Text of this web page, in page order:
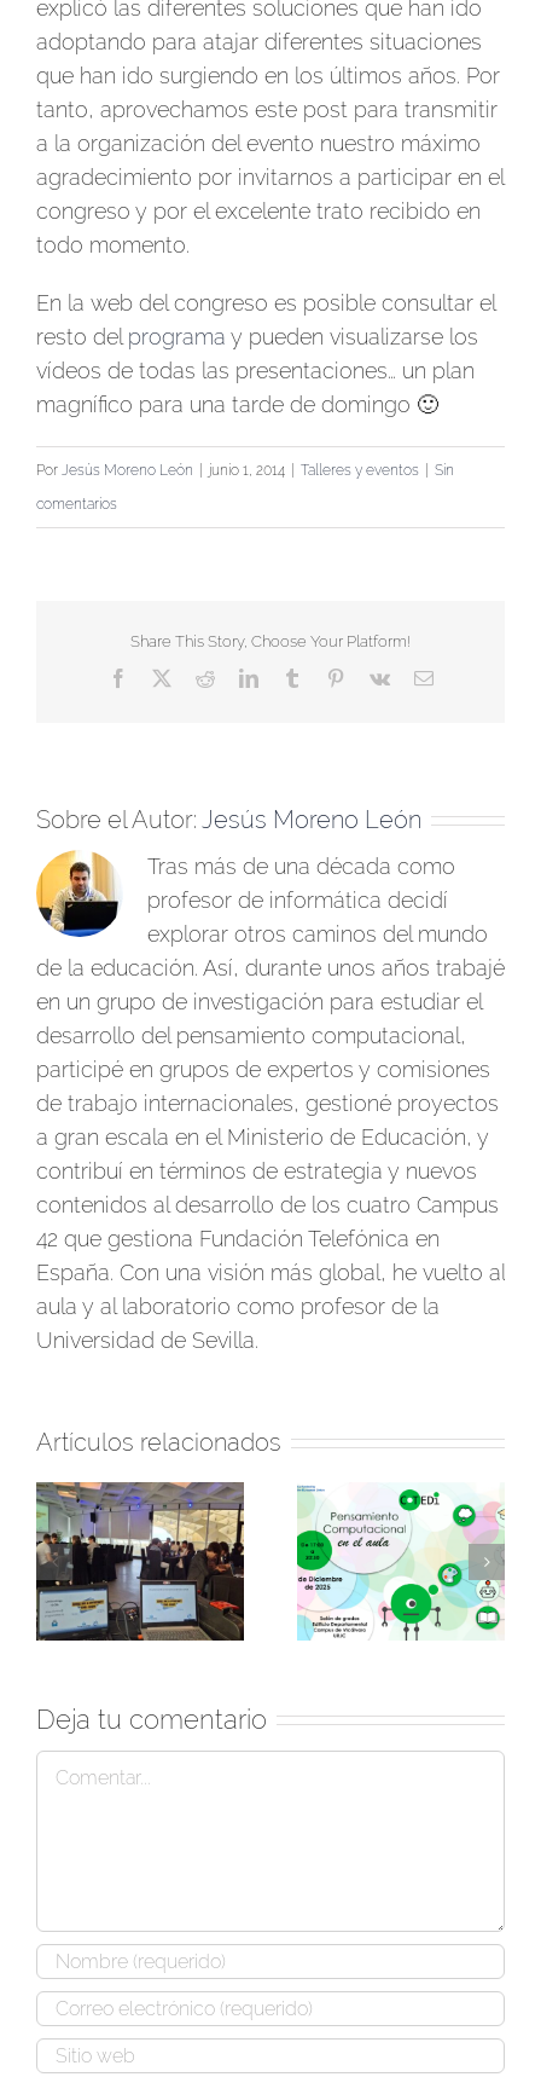
explicó las diferentes soluciones que han ido
adoptando para atajar diferentes situaciones
que han ido surgiendo en los últimos años. Por
tanto, aprovechamos este post para transmitir
a la organización del evento nuestro máximo
agradecimiento por invitarnos a participar en el
congreso y por el excelente trato recibido en
todo momento.
En la web del congreso es posible consultar el
resto delprograma y pueden visualizarse los
vídeos de todas las presentaciones… un plan
magnífico para una tarde de domingo 🙂
Por Jesús Moreno León junio 1, 2014 Talleres y eventos
Sin
comentarios
Share This Story, Choose Your Platform!
Facebook RedditLinkedInTumblr Pinterest
Vk
Correo
Sobre el Autor: Jesús Moreno León
Tras más de una década como
profesor de informática decidí
explorar otros caminos del mundo
de la educación. Así, durante unos años trabajé
en un grupo de investigación para estudiar el
desarrollo del pensamiento computacional,
participé en grupos de expertos y comisiones
de trabajo internacionales, gestioné proyectos
a gran escala en el Ministerio de Educación, y
contribuí en términos de estrategia y nuevos
contenidos al desarrollo de los cuatro Campus
42 que gestiona Fundación Telefónica en
España. Con una visión más global, he vuelto al
aula y al laboratorio como profesor de la
Universidad de Sevilla.
Artículos relacionados
Jornada y ¡concurso!
sobre Pensamiento
Computacional en la
Universidad Rey Juan
Carlos
Así fue la jornada de
celebración «El
pensamiento
computacional se
hace mayor de edad»
Deja tu comentario
Comentar